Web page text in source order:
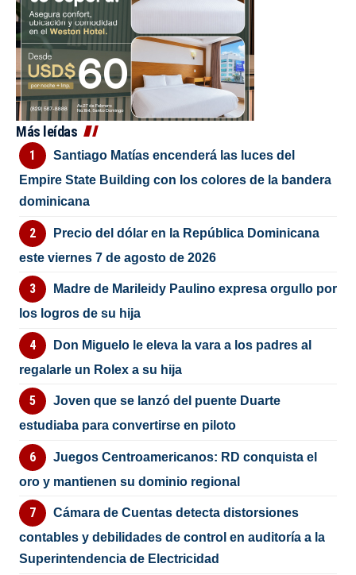
Más leídas
Santiago Matías encenderá las luces del
Empire State Building con los colores de la bandera
dominicana
Precio del dólar en la República Dominicana
este viernes 7 de agosto de 2026
Madre de Marileidy Paulino expresa orgullo por
los logros de su hija
Don Miguelo le eleva la vara a los padres al
regalarle un Rolex a su hija
Joven que se lanzó del puente Duarte
estudiaba para convertirse en piloto
Juegos Centroamericanos: RD conquista el
oro y mantienen su dominio regional
Cámara de Cuentas detecta distorsiones
contables y debilidades de control en auditoría a la
Superintendencia de Electricidad